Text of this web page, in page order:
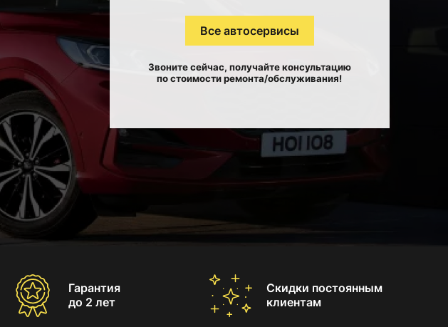
Все автосервисы
Звоните сейчас, получайте консультацию
по стоимости ремонта/обслуживания!
Гарантия
до 2 лет
Скидки постоянным
клиентам